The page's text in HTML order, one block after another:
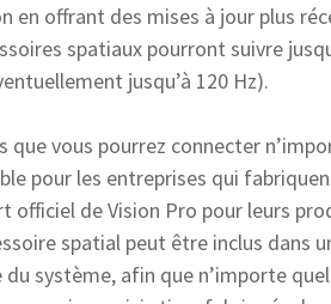
en offrant des mises à jour plus
spatiaux pourront suivre
jusqu’à 120 Hz).
vous pourrez connecter
pour les entreprises qui
officiel de Vision Pro pour leurs
spatial peut être inclus dans
système, afin que n’importe